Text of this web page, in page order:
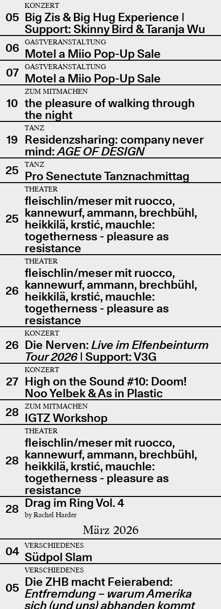
05
KONZERT
Big Zis & Big Hug Experience |
Support: Skinny Bird & Taranja Wu
06
GASTVERANSTALTUNG
Motel a Miio Pop-Up Sale
07
GASTVERANSTALTUNG
Motel a Miio Pop-Up Sale
10
ZUM MITMACHEN
the pleasure of walking through
the night
19
TANZ
Residenzsharing: company never
mind:AGE OF DESIGN
25
TANZ
Pro Senectute Tanznachmittag
25
THEATER
fleischlin/meser mit ruocco,
kannewurf, ammann, brechbühl,
heikkilä, krstić, mauchle:
togetherness - pleasure as
resistance
26
THEATER
fleischlin/meser mit ruocco,
kannewurf, ammann, brechbühl,
heikkilä, krstić, mauchle:
togetherness - pleasure as
resistance
26
KONZERT
Die Nerven: Live im Elfenbeinturm
Tour 2026| Support: V3G
27
KONZERT
High on the Sound #10: Doom!
Noo Yelbek & As in Plastic
28
ZUM MITMACHEN
IGTZ Workshop
28
THEATER
fleischlin/meser mit ruocco,
kannewurf, ammann, brechbühl,
heikkilä, krstić, mauchle:
togetherness - pleasure as
resistance
28 Drag im Ring Vol. 4
by Rachel Harder
März 2026
04 VERSCHIEDENES
Südpol Slam
05
VERSCHIEDENES
Die ZHB macht Feierabend:
Entfremdung – warum Amerika
sich (und uns) abhanden kommt